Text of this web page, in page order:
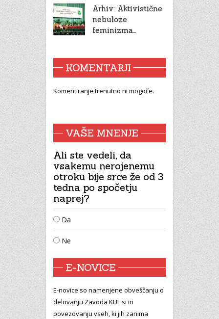
Arhiv: Aktivistične
nebuloze
feminizma…
KOMENTARJI
Komentiranje trenutno ni mogoče.
VAŠE MNENJE
Ali ste vedeli, da
vsakemu nerojenemu
otroku bije srce že od 3
tedna po spočetju
naprej?
Da
Ne
E-NOVICE
E-novice so namenjene obveščanju o
delovanju Zavoda KUL.si in
povezovanju vseh, ki jih zanima